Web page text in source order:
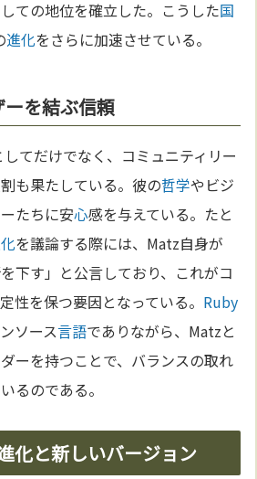
ての地位を確立した。こうした国
進化をさらに加速させている。
を結ぶ信頼
てだけでなく、コミュニティリー
も果たしている。彼の哲学やビジ
たちに安心感を与えている。たと
を議論する際には、Matz自身が
を下す」と公言しており、これがコ
性を保つ要因となっている。 Ruby
ソース言語でありながら、Matzと
ーを持つことで、バランスの取れ
るのである。
化と新しいバージョン